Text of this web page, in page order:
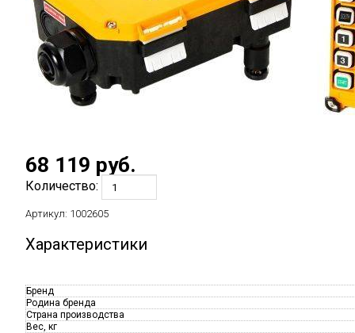
68 119 руб.
Количество:
Артикул: 1002605
Характеристики
Бренд
Родина бренда
Страна производства
Вес, кг